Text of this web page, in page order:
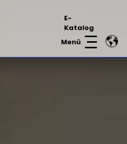
E-
Katalog
Menü